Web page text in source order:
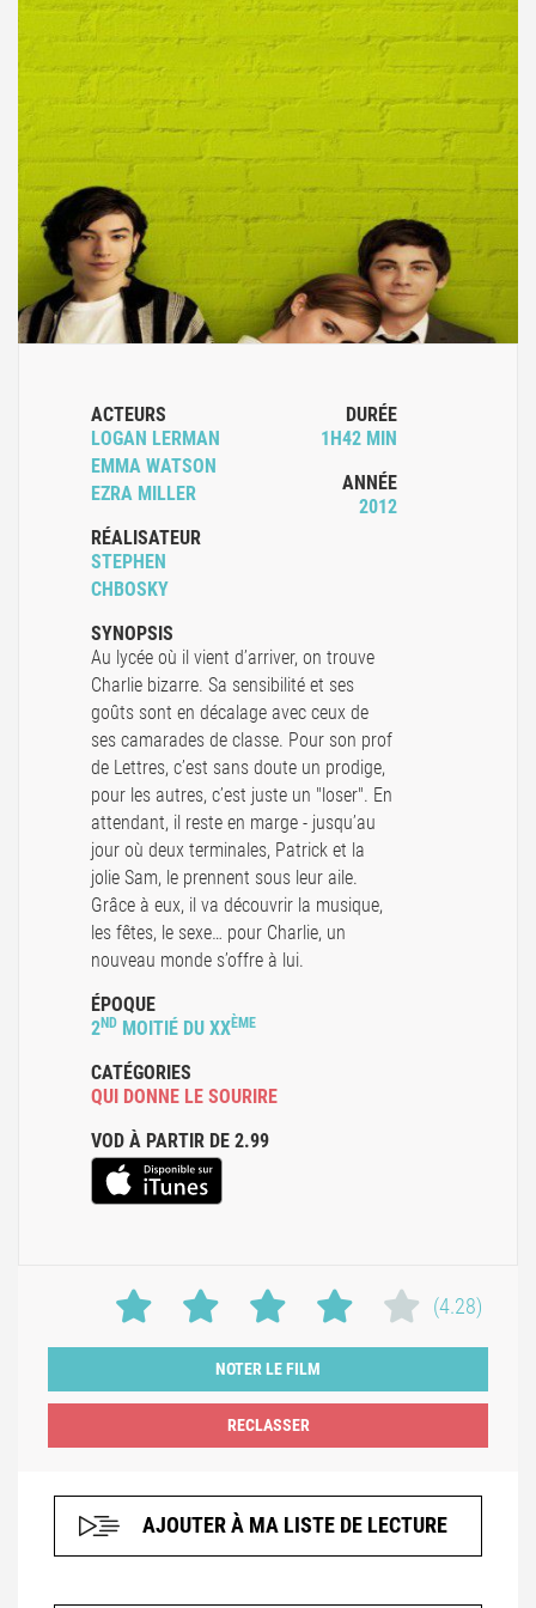
ACTEURS
LOGAN LERMAN
EMMA WATSON
EZRA MILLER
RÉALISATEUR
STEPHEN
CHBOSKY
DURÉE
1H42 MIN
ANNÉE
2012
SYNOPSIS
Au lycée où il vient d’arriver, on trouve
Charlie bizarre. Sa sensibilité et ses
goûts sont en décalage avec ceux de
ses camarades de classe. Pour son prof
de Lettres, c’est sans doute un prodige,
pour les autres, c’est juste un "loser". En
attendant, il reste en marge - jusqu’au
jour où deux terminales, Patrick et la
jolie Sam, le prennent sous leur aile.
Grâce à eux, il va découvrir la musique,
les fêtes, le sexe… pour Charlie, un
nouveau monde s’offre à lui.
ÉPOQUE
2ND MOITIÉ DU XXÈME
CATÉGORIES
QUI DONNE LE SOURIRE
VOD À PARTIR DE 2.99
(4.28)
NOTER LE FILM
AJOUTER À MA LISTE DE LECTURE